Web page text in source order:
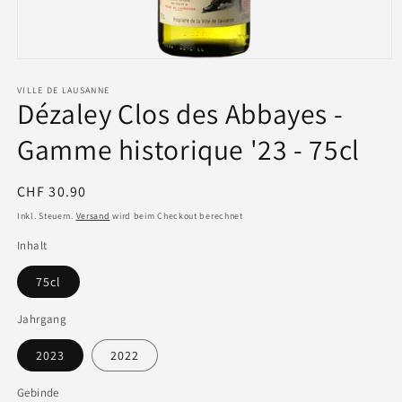
VILLE DE LAUSANNE
Dézaley Clos des Abbayes -
Gamme historique '23 - 75cl
Normaler
Preis
CHF 30.90
Inkl. Steuern. Versand wird beim Checkout berechnet
Inhalt
75cl
Jahrgang
2023 2022
Gebinde